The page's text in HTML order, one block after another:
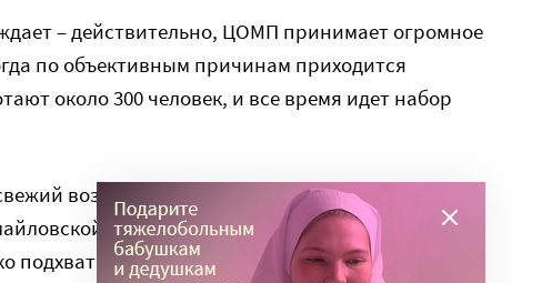
– действительно, ЦОМП принимает огромное
по объективным причинам приходится
около 300 человек, и все время идет набор
воздух?» – спрашивает Юлия сына, стоя на
Тима чувствует и не беспокоится,
подхватывают его коляску и осторожно